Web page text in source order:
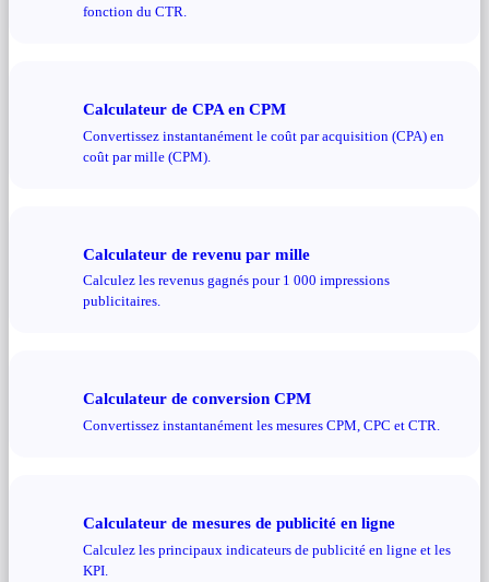
fonction du CTR.
Calculateur de CPA en CPM
Convertissez instantanément le coût par acquisition (CPA) en
coût par mille (CPM).
Calculateur de revenu par mille
Calculez les revenus gagnés pour 1 000 impressions
publicitaires.
Calculateur de conversion CPM
Convertissez instantanément les mesures CPM, CPC et CTR.
Calculateur de mesures de publicité en ligne
Calculez les principaux indicateurs de publicité en ligne et les
KPI.